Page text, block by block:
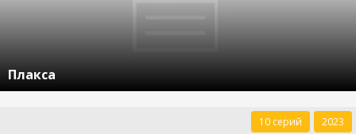
Плакса
10 серий 2023